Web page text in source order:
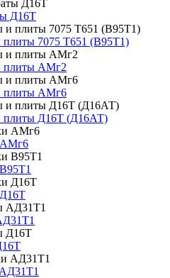
Д16Т
7075 Т651 (В95Т1)
плиты АМг2
плиты АМг6
плиты Д16Т (Д16АТ)
АМг6